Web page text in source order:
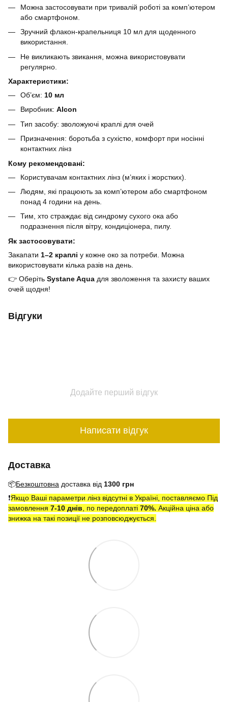
Можна застосовувати при тривалій роботі за комп’ютером
або смартфоном.
Зручний флакон-крапельниця 10 мл для щоденного
використання.
Не викликають звикання, можна використовувати
регулярно.
Характеристики:
Об’єм: 10 мл
Виробник: Alcon
Тип засобу: зволожуючі краплі для очей
Призначення: боротьба з сухістю, комфорт при носінні
контактних лінз
Кому рекомендовані:
Користувачам контактних лінз (м’яких і жорстких).
Людям, які працюють за комп’ютером або смартфоном
понад 4 години на день.
Тим, хто страждає від синдрому сухого ока або
подразнення після вітру, кондиціонера, пилу.
Як застосовувати:
Закапати 1–2 краплі у кожне око за потреби. Можна
використовувати кілька разів на день.
👉 Оберіть Systane Aqua для зволоження та захисту ваших
очей щодня!
Відгуки
Додайте перший відгук
Написати відгук
Доставка
📦Безкоштовна доставка від 1300 грн
❗️Якщо Ваші параметри лінз відсутні в Україні, поставляємо Під
замовлення 7-10 днів , по передоплаті 70%. Акційна ціна або
знижка на такі позиції не розповсюджується.